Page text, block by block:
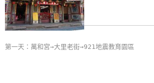
全
租
第一天：萬和宮→大里老街→921地震教育園區